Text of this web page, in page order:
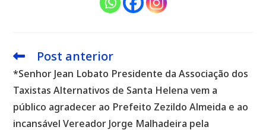
Leia
artigos
Post anterior
*Senhor Jean Lobato Presidente da Associação dos
Taxistas Alternativos de Santa Helena vem a
público agradecer ao Prefeito Zezildo Almeida e ao
incansável Vereador Jorge Malhadeira pela